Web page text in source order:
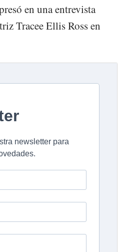
en una entrevista
Tracee Ellis Ross en